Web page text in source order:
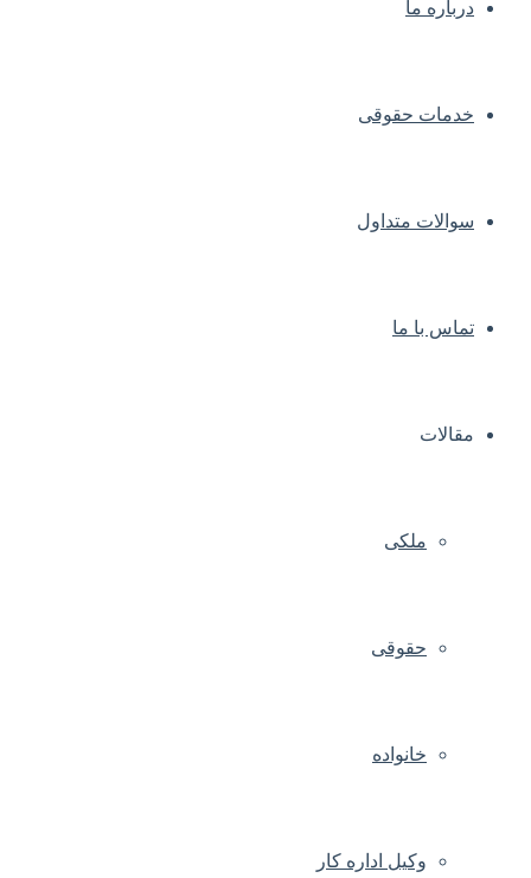
درباره ما
خدمات حقوقی
سوالات متداول
تماس با ما
مقالات
ملکی
حقوقی
خانواده
وکیل اداره کار